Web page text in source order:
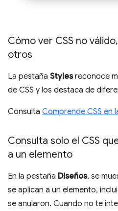
Cómo ver CSS no válido,
otros
La pestaña Stylesreconoce
de CSS y los destaca de
Consulta Comprende CSS en
Consulta solo el CSS
a un elemento
En la pestaña Diseños, se
se aplican a un elemento,
se anularon. Cuando no te